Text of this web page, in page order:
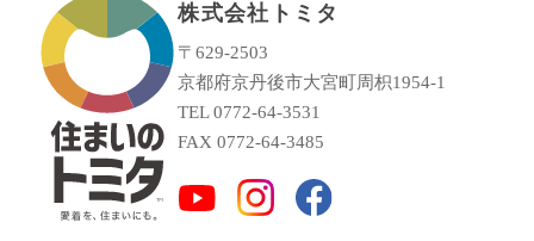
株式会社トミタ
〒629-2503
京都府京丹後市大宮町周枳1954-1
TEL 0772-64-3531
FAX 0772-64-3485